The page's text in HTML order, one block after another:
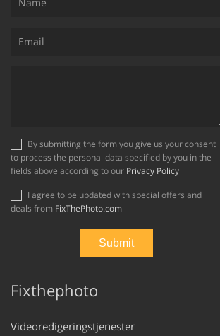
to process the personal data specified by you in the
fields above according to our Privacy Policy
deals from FixThePhoto.com
Fixthephoto
Videoredigeringstjenester